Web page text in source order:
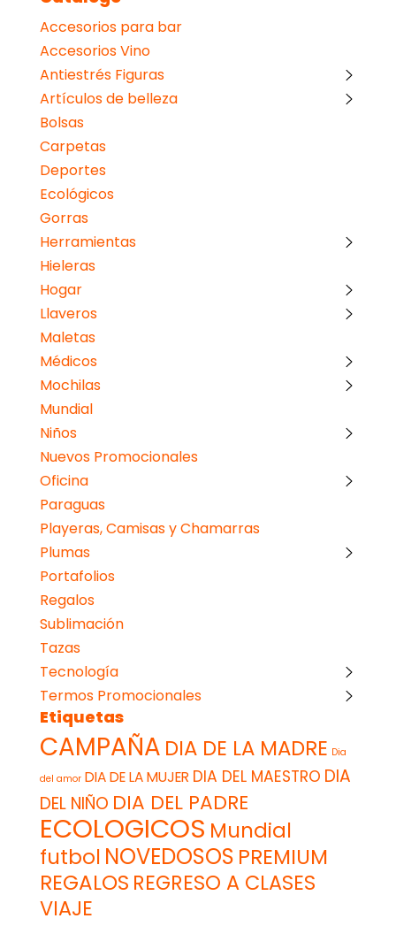
Accesorios para bar
Accesorios Vino
Antiestrés Figuras
Artículos de belleza
Bolsas
Carpetas
Deportes
Ecológicos
Gorras
Herramientas
Hieleras
Hogar
Llaveros
Maletas
Médicos
Mochilas
Mundial
Niños
Nuevos Promocionales
Oficina
Paraguas
Playeras, Camisas y Chamarras
Plumas
Portafolios
Regalos
Sublimación
Tazas
Tecnología
Termos Promocionales
Etiquetas
CAMPAÑA DIA DE LA MADRE Dia
del amor DIA DE LA MUJER DIA DEL MAESTRO DIA
DEL NIÑO DIA DEL PADRE
ECOLOGICOS Mundial
futbol NOVEDOSOS PREMIUM
REGALOS REGRESO A CLASES
VIAJE